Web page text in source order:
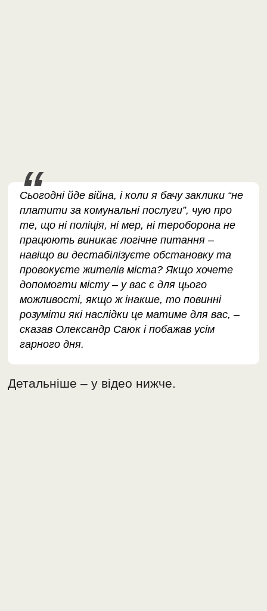
Сьогодні йде війна, і коли я бачу заклики “не
платити за комунальні послуги”, чую про
те, що ні поліція, ні мер, ні тероборона не
працюють виникає логічне питання –
навіщо ви дестабілізуєте обстановку та
провокуєте жителів міста? Якщо хочете
допомогти місту – у вас є для цього
можливості, якщо ж інакше, то повинні
розуміти які наслідки це матиме для вас, –
сказав Олександр Саюк і побажав усім
гарного дня.
Детальніше – у відео нижче.